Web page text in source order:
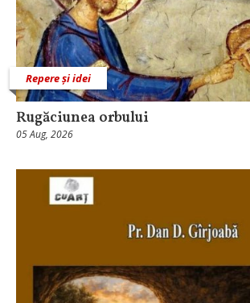
Repere și idei
Rugăciunea orbului
05 Aug, 2026